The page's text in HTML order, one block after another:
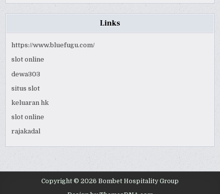
Links
https://www.bluefugu.com/
slot online
dewa303
situs slot
keluaran hk
slot online
rajakadal
Copyright © 2026 Bombet Hospitality Group